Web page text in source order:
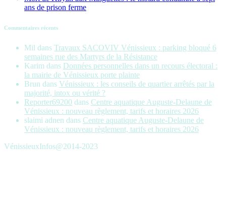
ans de prison ferme
Commentaires récents
Mil dans Travaux SACOVIV Vénissieux : parking bloqué 6
semaines rue des Martyrs de la Résistance
Karim dans Données personnelles dans un recours électoral :
la mairie de Vénissieux porte plainte
Brun dans Vénissieux : les conseils de quartier arrêtés par la
majorité, intox ou vérité ?
Reporter69200 dans Centre aquatique Auguste-Delaune de
Vénissieux : nouveau règlement, tarifs et horaires 2026
slaimi adnen dans Centre aquatique Auguste-Delaune de
Vénissieux : nouveau règlement, tarifs et horaires 2026
VénissieuxInfos@2014-2023